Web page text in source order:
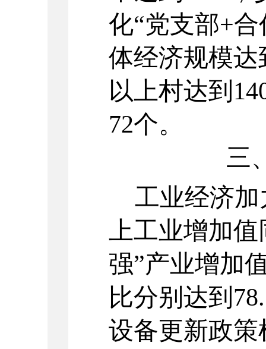
化“党支部+合
体经济规模达
以上村达到
72个。
三
工业经济加
上工业增加
强”产业增加
比分别达到
设备更新政